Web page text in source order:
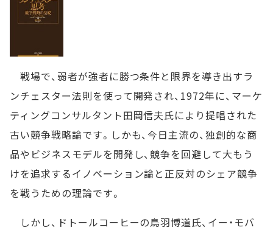
戦場で、弱者が強者に勝つ条件と限界を導き出すラ
ンチェスター法則を使って開発され、1972年に、マーケ
ティングコンサルタント田岡信夫氏により提唱された
古い競争戦略論です。しかも、今日主流の、独創的な商
品やビジネスモデルを開発し、競争を回避して大もう
けを追求するイノベーション論と正反対のシェア競争
を戦うための理論です。
しかし、ドトールコーヒーの鳥羽博道氏、イー・モバ